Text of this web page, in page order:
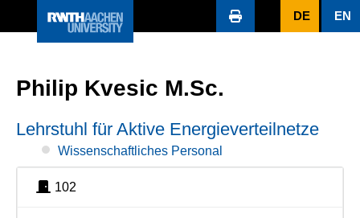
DE EN
Philip Kvesic M.Sc.
Lehrstuhl für Aktive Energieverteilnetze
Wissenschaftliches Personal
102